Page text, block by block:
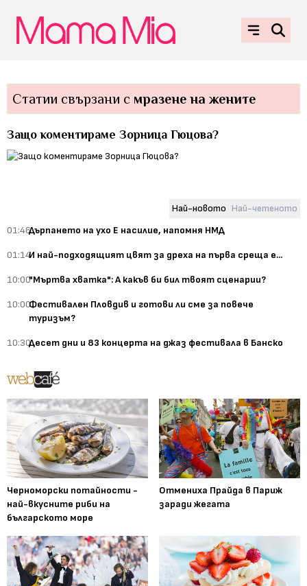
Статии свързани с мразене на жените
Защо коментираме Зорница Гюцова?
Най-новото Най-четеното
01:46Дърпането на ухо Е насилие, напомня НМД
01:14И най-подходящият цвят за дреха на първа среща е...
10:00"Мъртва хватка": А какъв би бил твоят сценарии?
10:00Фестивален Пловдив и готови ли сме за повече
туризъм?
10:30Десет дни и 83 концерта на джаз фестивала в Банско
Черноморски потайности -
най-вкусните риби на
българското море
Отмениха Прайда в Париж
заради жегата